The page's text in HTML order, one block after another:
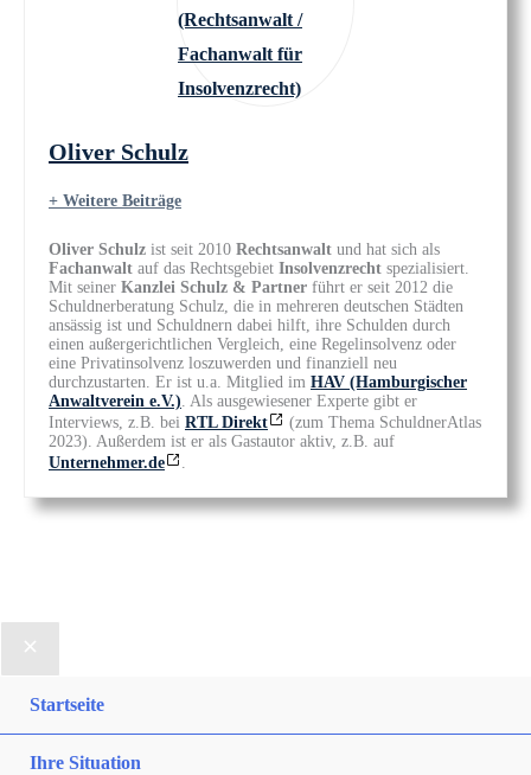
Oliver Schulz
+ Weitere Beiträge
Oliver Schulz ist seit 2010 Rechtsanwalt und hat sich als
Fachanwalt auf das Rechtsgebiet Insolvenzrecht spezialisiert.
Mit seiner Kanzlei Schulz & Partner führt er seit 2012 die
Schuldnerberatung Schulz, die in mehreren deutschen Städten
ansässig ist und Schuldnern dabei hilft, ihre Schulden durch
einen außergerichtlichen Vergleich, eine Regelinsolvenz oder
eine Privatinsolvenz loszuwerden und finanziell neu
durchzustarten. Er ist u.a. Mitglied im HAV (Hamburgischer
Anwaltverein e.V.) . Als ausgewiesener Experte gibt er
Interviews, z.B. bei RTL Direkt
(zum Thema SchuldnerAtlas
2023). Außerdem ist er als Gastautor aktiv, z.B. auf
Unternehmer.de
Startseite
Ihre Situation